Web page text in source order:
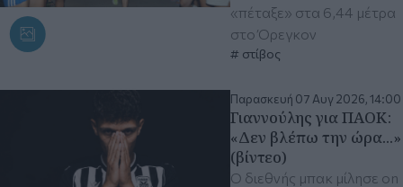
«πέταξε» στα 6,44 μέτρα
στο Όρεγκον
στίβος
Παρασκευή 07 Αυγ 2026, 14:00
Γιαννούλης για ΠΑΟΚ:
«Δεν βλέπω την ώρα...»
(βίντεο)
Ο διεθνής μπακ μίλησε on